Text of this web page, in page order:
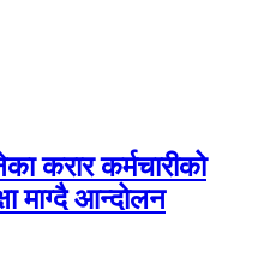
करार कर्मचारीको
माग्दै आन्दोलन